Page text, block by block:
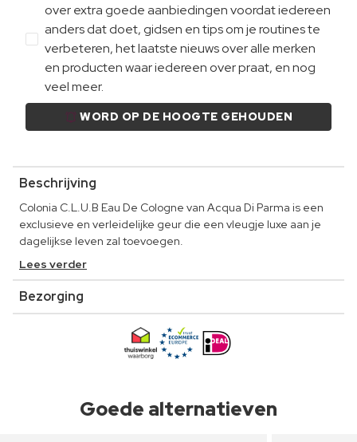
over extra goede aanbiedingen voordat iedereen
anders dat doet, gidsen en tips om je routines te
verbeteren, het laatste nieuws over alle merken
en producten waar iedereen over praat, en nog
veel meer.
WORD OP DE HOOGTE GEHOUDEN
Beschrijving
Colonia C.L.U.B Eau De Cologne van Acqua Di Parma is een
exclusieve en verleidelijke geur die een vleugje luxe aan je
dagelijkse leven zal toevoegen.
Lees verder
Bezorging
Goede alternatieven